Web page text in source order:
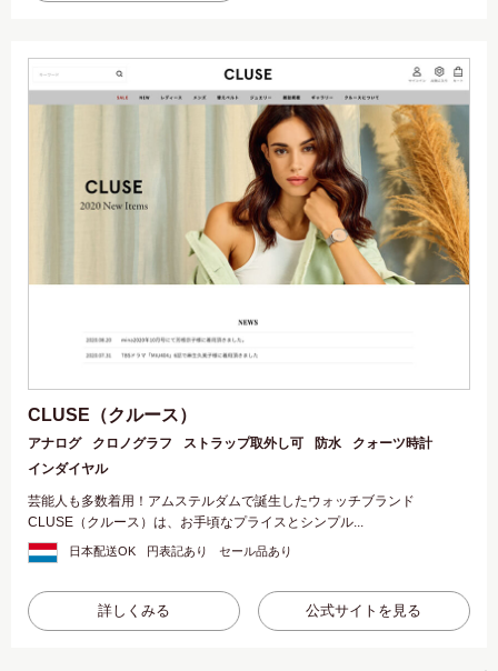
CLUSE（クルース）
アナログ クロノグラフ ストラップ取外し可 防水
クォーツ時計
インダイヤル
芸能人も多数着用！アムステルダムで誕生したウォッチブランド
CLUSE（クルース）は、お手頃なプライスとシンプル...
日本配送OK 円表記あり セール品あり
詳しくみる 公式サイトを見る